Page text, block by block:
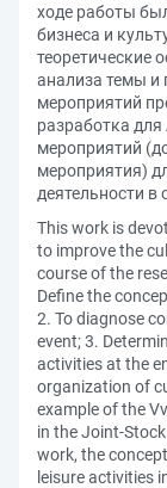
ходе работы
бизнеса и
теоретические
анализа темы
мероприятий
разработка
мероприятий
мероприятия)
деятельности в
This work is
to improve the
course of the
Define the
2. To diagnose
event; 3.
activities at the
organization of
example of the
in the Joint-
work, the
leisure activities